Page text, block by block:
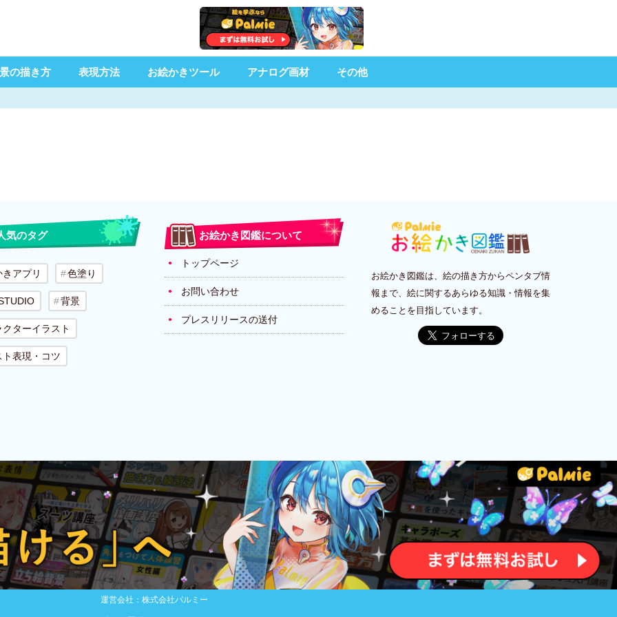
の描き方 表現方法 お絵かきツール アナログ画材 その他
気のタグ
アプリ 色塗り
背景
ターイラスト
ト表現・コツ
お絵かき図鑑について
トップページ
お問い合わせ
プレスリリースの送付
お絵かき図鑑は、絵の描き方からペンタブ情
報まで、絵に関するあらゆる知識・情報を集
めることを目指しています。
運営会社：株式会社パルミー